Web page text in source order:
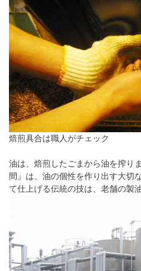
焙煎具合は職人がチェック
油は、焙煎したごまから油を搾り
間』は、油の個性を作り出す大切
て仕上げる伝統の技は、老舗の製